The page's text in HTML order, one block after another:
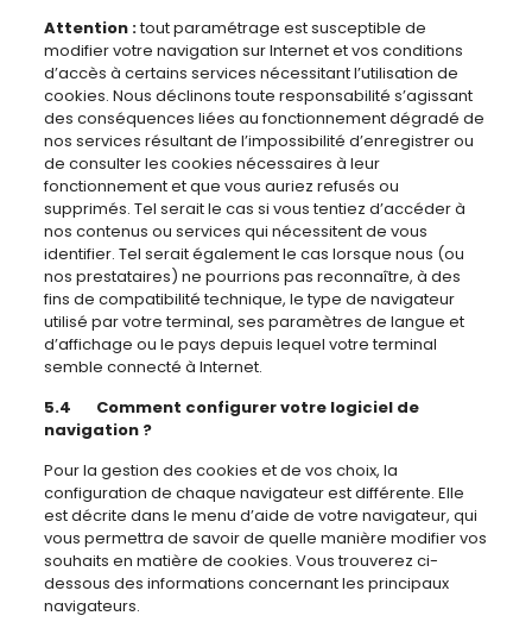
Attention :tout paramétrage est susceptible de
modifier votre navigation sur Internet et vos conditions
d’accès à certains services nécessitant l’utilisation de
cookies. Nous déclinons toute responsabilité s’agissant
des conséquences liées au fonctionnement dégradé de
nos services résultant de l’impossibilité d’enregistrer ou
de consulter les cookies nécessaires à leur
fonctionnement et que vous auriez refusés ou
supprimés. Tel serait le cas si vous tentiez d’accéder à
nos contenus ou services qui nécessitent de vous
identifier. Tel serait également le cas lorsque nous (ou
nos prestataires) ne pourrions pas reconnaître, à des
fins de compatibilité technique, le type de navigateur
utilisé par votre terminal, ses paramètres de langue et
d’affichage ou le pays depuis lequel votre terminal
semble connecté à Internet.
5.4 Comment configurer votre logiciel de
navigation ?
Pour la gestion des cookies et de vos choix, la
configuration de chaque navigateur est différente. Elle
est décrite dans le menu d’aide de votre navigateur, qui
vous permettra de savoir de quelle manière modifier vos
souhaits en matière de cookies. Vous trouverez ci-
dessous des informations concernant les principaux
navigateurs.